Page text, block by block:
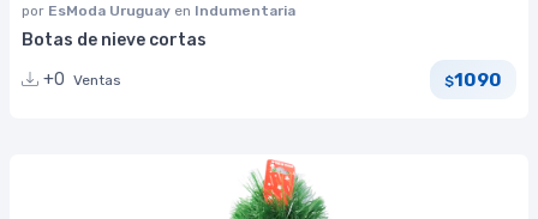
por EsModa Uruguay en Indumentaria
Botas de nieve cortas
+0 Ventas $1090